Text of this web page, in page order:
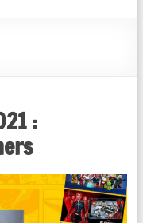
: